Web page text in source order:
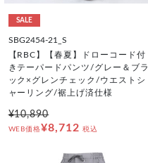
SALE
SBG2454-21_S
【RBC】【春夏】ドローコード付
きテーパードパンツ/グレー＆ブラ
ック×グレンチェック/ウエストシ
ャーリング/裾上げ済仕様
¥10,890
WEB価格¥8,712 税込